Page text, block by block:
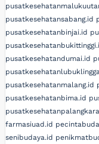
pusatkesehatansabang.id
pusatkesehatanbinjai.id
pusatkesehatandumai.id
pusatkesehatanmalang.id
pusatkesehatanbima.id
farmasiuad.id
senibudaya.id